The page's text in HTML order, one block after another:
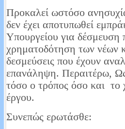
Προκαλεί ωστόσο
δεν έχει αποτυπωθεί
Υπουργείου για
χρηματοδότηση των νέων
δεσμεύσεις που έχουν
επανάληψη. Περαιτέρω,
τόσο ο τρόπος όσο και το
έργου.
Συνεπώς ερωτάσθε: